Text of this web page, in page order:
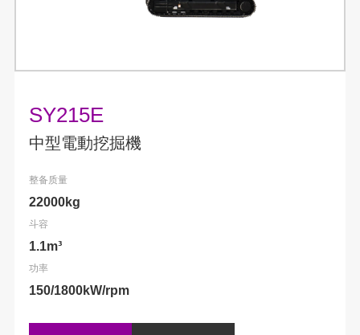
SY215E
中型電動挖掘機
整备质量
22000kg
斗容
1.1m³
功率
150/1800kW/rpm